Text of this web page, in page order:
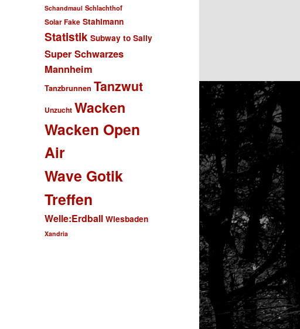
Schandmaul Schlachthof
Solar Fake Stahlmann
Statistik Subway to Sally
Super Schwarzes
Mannheim
Tanzbrunnen Tanzwut
Unzucht Wacken
Wacken Open
Air
Wave Gotik
Treffen
Welle:Erdball Wiesbaden
Xandria